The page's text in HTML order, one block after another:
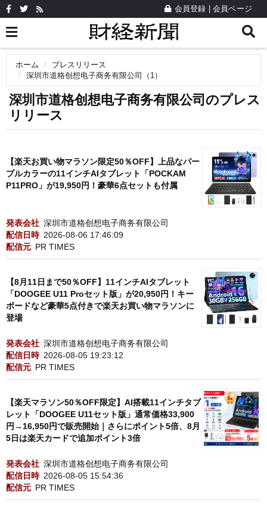
会員登録 会員ページ
ホーム
プレスリリース
深圳市道格创想电子商务有限公司（1）
深圳市道格创想电子商务有限公司のプレス
リリース
【楽天お買い物マラソン限定50％OFF】上品なパー
プルカラーの11インチAIタブレット「POCKAM
P11PRO」が19,950円！豪華6点セットも付属
発表会社 深圳市道格创想电子商务有限公司
配信日時 2026-08-06 17:46:09
配信元 PR TIMES
【8月11日まで50％OFF】11インチAIタブレット
「DOOGEE U11 Proセット版」が20,950円！キー
ボードなど豪華5点付きで楽天お買い物マラソンに
登場
発表会社 深圳市道格创想电子商务有限公司
配信日時 2026-08-05 19:23:12
配信元 PR TIMES
【楽天マラソン50％OFF限定】AI搭載11インチタブ
レット「DOOGEE U11セット版」通常価格33,900
円→16,950円で販売開始｜さらにポイント5倍、8月
5日は楽天カードで追加ポイント3倍
発表会社 深圳市道格创想电子商务有限公司
配信日時 2026-08-05 15:54:36
配信元 PR TIMES